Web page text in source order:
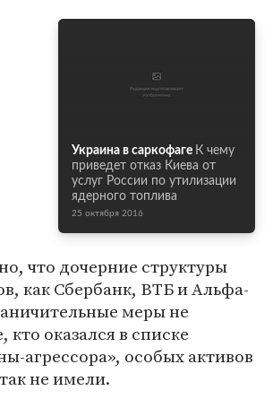
Украина в саркофаге К чему
приведет отказ Киева от
услуг России по утилизации
ядерного топлива
25 октября 2016
что дочерние структуры
как Сбербанк, ВТБ и Альфа-
меры не
оказался в списке
агрессора», особых активов
не имели.